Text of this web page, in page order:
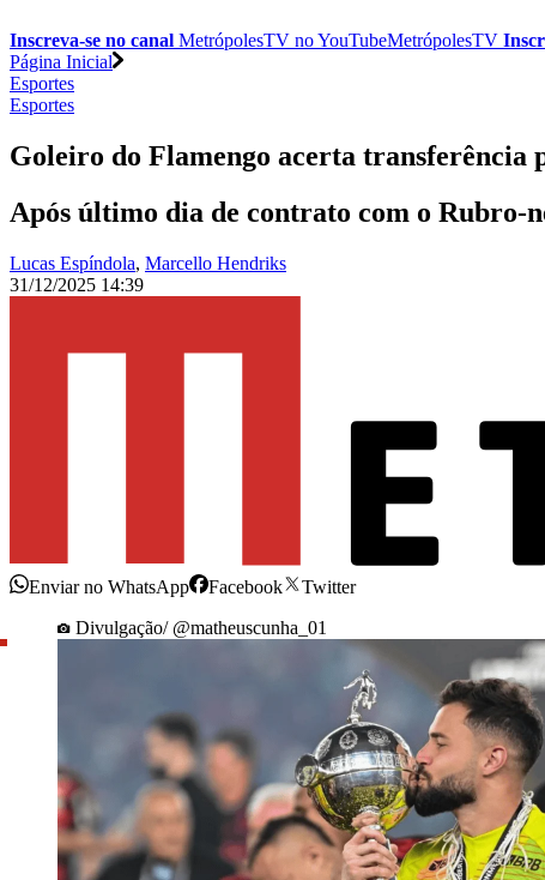
Inscreva-se no canal MetrópolesTV noYouTubeMetrópolesTV
Página Inicial
Esportes
Esportes
Goleiro do Flamengo acerta transferência
Após último dia de contrato com o Rubro-
Lucas Espíndola, Marcello Hendriks
31/12/2025 14:39
Enviar no WhatsApp Facebook
Twitter
Divulgação/ @matheuscunha_01